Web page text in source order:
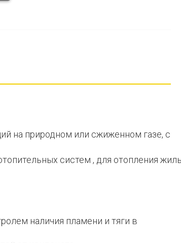
на природном или сжиженном газе, с
систем , для отопления
наличия пламени и тяги в